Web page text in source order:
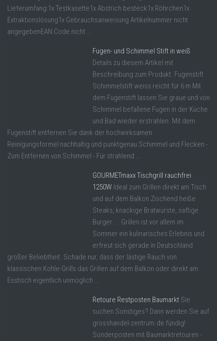
Lieferumfang:1x Testkasette1x Abstrich besteck1x Röhrchen1x
Extraktionslösung1x Gebrauchsanweisung Artikelnummer nicht
angegebenEAN Code nicht ...
Fugen- und Schimmel Stift in weiß
Details zu diesem Artikel mit
Beschreibung zum Produkt. Fugenstift
Schimmelstift weiss reicht für 6 m Mit
dem Fugenstift lassen Sie graue und von
Schimmel befallene Fugen in der Küche
und Bad wieder erstrahlen. Mit dem
Fugenstift entfernen Sie dank der hochwirksamen
Reinigungsformel nachhaltig und punktgenau Schimmel und Flecken -
Zum Entfernen von Schimmel - Für strahlend ...
GOURMETmaxx Tischgrill rauchfrei
1250W Ideal zum Grillen direkt am Tisch
und auf dem Balkon Zischend heiße
Steaks, knackige Bratwürste, saftige
Burger ... Grillen ist vor allem im
Sommer ein kulinarisches Erlebnis und
erfreut sich gerade in Deutschland
großer Beliebtheit. Schade nur, dass der lästige Rauch von
klassischen Kohle-Grills das Grillen auf dem Balkon oder direkt am
Esstisch eigentlich unmöglich ...
Retoure Restposten Baumarkt Sie
suchen Sonstiges? Dann werden Sie auf
grosshandel-zentrum.de fündig!
Sonderposten mit Baumarktretouren -